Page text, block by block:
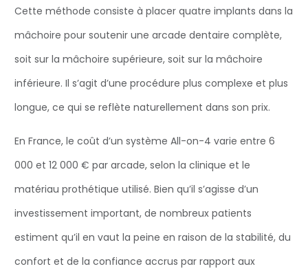
Cette méthode consiste à placer quatre implants dans la
mâchoire pour soutenir une arcade dentaire complète,
soit sur la mâchoire supérieure, soit sur la mâchoire
inférieure. Il s’agit d’une procédure plus complexe et plus
longue, ce qui se reflète naturellement dans son prix.
En France, le coût d’un système All-on-4 varie entre 6
000 et 12 000 € par arcade, selon la clinique et le
matériau prothétique utilisé. Bien qu’il s’agisse d’un
investissement important, de nombreux patients
estiment qu’il en vaut la peine en raison de la stabilité, du
confort et de la confiance accrus par rapport aux